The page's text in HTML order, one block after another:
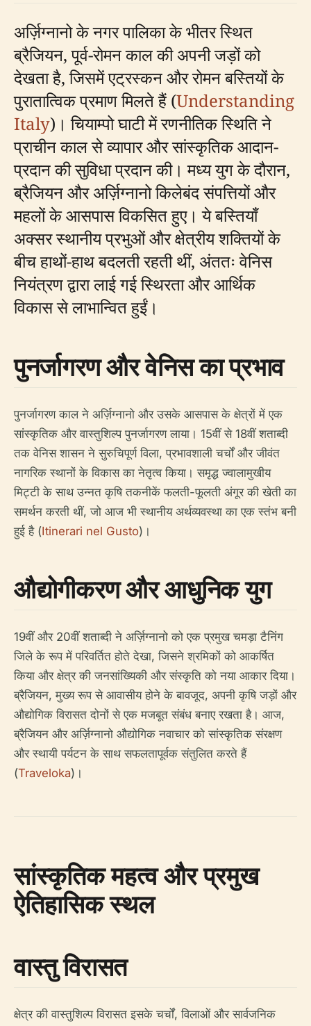
अर्ज़िग्नानो के नगर पालिका के भीतर स्थित
ब्रैजियन, पूर्व-रोमन काल की अपनी जड़ों को
देखता है, जिसमें एट्रस्कन और रोमन बस्तियों के
पुरातात्विक प्रमाण मिलते हैं (Understanding
Italy)। चियाम्पो घाटी में रणनीतिक स्थिति ने
प्राचीन काल से व्यापार और सांस्कृतिक आदान-
प्रदान की सुविधा प्रदान की। मध्य युग के दौरान,
ब्रैजियन और अर्ज़िग्नानो किलेबंद संपत्तियों और
महलों के आसपास विकसित हुए। ये बस्तियाँ
अक्सर स्थानीय प्रभुओं और क्षेत्रीय शक्तियों के
बीच हाथों-हाथ बदलती रहती थीं, अंततः वेनिस
नियंत्रण द्वारा लाई गई स्थिरता और आर्थिक
विकास से लाभान्वित हुईं।
पुनर्जागरण और वेनिस का प्रभाव
पुनर्जागरण काल ने अर्ज़िग्नानो और उसके आसपास के क्षेत्रों में एक
सांस्कृतिक और वास्तुशिल्प पुनर्जागरण लाया। 15वीं से 18वीं शताब्दी
तक वेनिस शासन ने सुरुचिपूर्ण विला, प्रभावशाली चर्चों और जीवंत
नागरिक स्थानों के विकास का नेतृत्व किया। समृद्ध ज्वालामुखीय
मिट्टी के साथ उन्नत कृषि तकनीकें फलती-फूलती अंगूर की खेती का
समर्थन करती थीं, जो आज भी स्थानीय अर्थव्यवस्था का एक स्तंभ बनी
हुई है (Itinerari nel Gusto)।
औद्योगीकरण और आधुनिक युग
19वीं और 20वीं शताब्दी ने अर्ज़िग्नानो को एक प्रमुख चमड़ा टैनिंग
जिले के रूप में परिवर्तित होते देखा, जिसने श्रमिकों को आकर्षित
किया और क्षेत्र की जनसांख्यिकी और संस्कृति को नया आकार दिया।
ब्रैजियन, मुख्य रूप से आवासीय होने के बावजूद, अपनी कृषि जड़ों और
औद्योगिक विरासत दोनों से एक मजबूत संबंध बनाए रखता है। आज,
ब्रैजियन और अर्ज़िग्नानो औद्योगिक नवाचार को सांस्कृतिक संरक्षण
और स्थायी पर्यटन के साथ सफलतापूर्वक संतुलित करते हैं
(Traveloka)।
सांस्कृतिक महत्व और प्रमुख
ऐतिहासिक स्थल
वास्तु विरासत
क्षेत्र की वास्तुशिल्प विरासत इसके चर्चों, विलाओं और सार्वजनिक